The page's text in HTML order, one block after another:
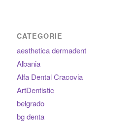
CATEGORIE
aesthetica dermadent
Albania
Alfa Dental Cracovia
ArtDentistic
belgrado
bg denta